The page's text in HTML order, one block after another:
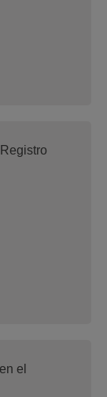
el